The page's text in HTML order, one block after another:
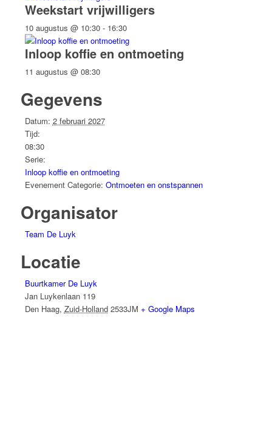
Weekstart vrijwilligers
10 augustus @ 10:30- 16:30
Inloop koffie en ontmoeting
11 augustus @ 08:30
Gegevens
Datum: 2 februari 2027
Tijd:
08:30
Serie:
Inloop koffie en ontmoeting
Evenement Categorie: Ontmoeten en onstspannen
Organisator
Team De Luyk
Locatie
Buurtkamer De Luyk
Jan Luykenlaan 119
Den Haag, Zuid-Holland 2533JM + Google Maps